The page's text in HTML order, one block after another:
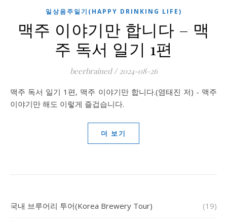
일상음주일기(HAPPY DRINKING LIFE)
맥주 이야기만 합니다 – 맥
주 독서 일기 1편
beerbrained / 2024-08-26
맥주 독서 일기 1편, 맥주 이야기만 합니다.(염태진 저) - 맥주
이야기만 해도 이렇게 즐겁습니다.
더 보기
국내 브루어리 투어(Korea Brewery Tour) (19)